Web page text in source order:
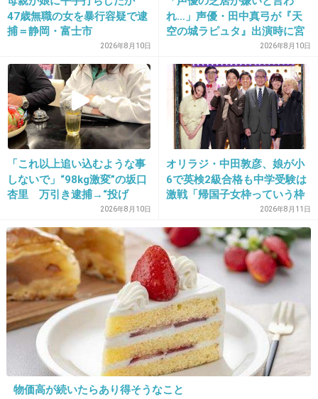
タしています。。
まず話しかけ方が「ねえ、、ねえ、、」なのっ
て教師としてどうなんだろう。。
+18 -5
15. 匿名2013/03/01(金) 22:34:31
最近小学校の先生が保護者を訴える裁判とかあ
ったけど、教師ってかなり大変な職業だよなぁ
+25 -1
16. 匿名2013/03/01(金) 22:40:47
47歳無職の女を暴行容疑で逮
捕＝静岡・富士市
2026年8月10日
れ…」声優・田中真弓が『天
空の城ラピュタ』出演時に宮
崎駿監督から学んだ教訓明か
す
2026年8月10日
「これ以上追い込むような事
しないで」“98kg激変”の坂口
杏里 万引き逮捕→“投げ
銭”暮らし→“絶縁”夜逃げの末
にたどり着いた“新生活拠点”
2026年8月10日
オリラジ・中田敦彦、娘が小
6で英検2級合格も中学受験は
激戦「帰国子女枠っていう枠
を猛者たちが争って。目バッ
キバキで」
2026年8月11日
物価高が続いたらあり得そうなこと